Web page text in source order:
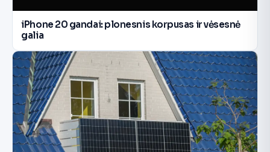
iPhone 20 gandai: plonesnis korpusas ir vėsesnė
galia